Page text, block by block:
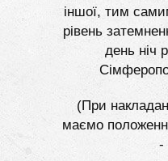
іншої, тим
рівень
день ніч
(При
маємо
-